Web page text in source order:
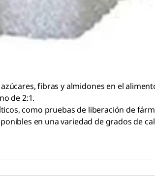
fibras y almidones en el
de 2:1.
como pruebas de liberación de
en una variedad de grados de